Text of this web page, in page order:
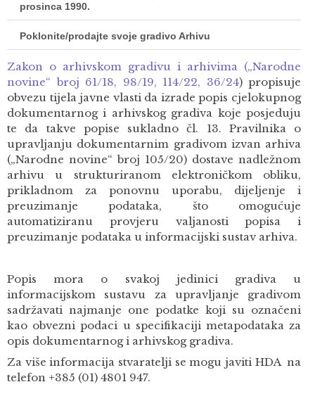
prosinca 1990.
Poklonite/prodajte svoje gradivo Arhivu
Zakon o arhivskom gradivu i arhivima („Narodne
novine“ broj 61/18, 98/19, 114/22, 36/24) propisuje
obvezu tijela javne vlasti da izrade popis cjelokupnog
dokumentarnog i arhivskog gradiva koje posjeduju
te da takve popise sukladno čl. 13. Pravilnika o
upravljanju dokumentarnim gradivom izvan arhiva
(„Narodne novine“ broj 105/20) dostave nadležnom
arhivu u strukturiranom elektroničkom obliku,
prikladnom za ponovnu uporabu, dijeljenje i
preuzimanje podataka, što omogućuje
automatiziranu provjeru valjanosti popisa i
preuzimanje podataka u informacijski sustav arhiva.
Popis mora o svakoj jedinici gradiva u
informacijskom sustavu za upravljanje gradivom
sadržavati najmanje one podatke koji su označeni
kao obvezni podaci u specifikaciji metapodataka za
opis dokumentarnog i arhivskog gradiva.
Za više informacija stvaratelji se mogu javiti HDA na
telefon +385 (01) 4801 947.